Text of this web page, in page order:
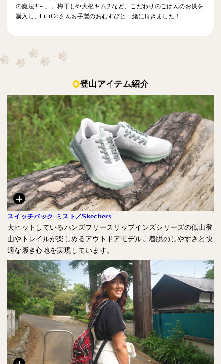
の魔法!!!～」。梅干しや大根キムチなど、こだわりのごはんのお供を
購入し、LiLiCoさんお手製のおむすびと一緒に頂きました！
登山アイテム紹介
スイッチバック ミスト／Skechers
大ヒットしているハンズフリースリップインズシリーズの低山登
山やトレイルが楽しめるアウトドアモデル。着脱のしやすさと快
適な履き心地を実現しています。